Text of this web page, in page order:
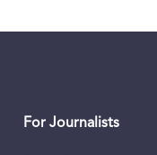
For Journalists